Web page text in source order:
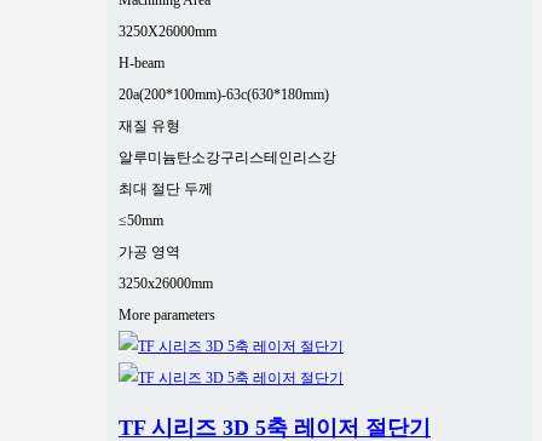
3250X26000mm
H-beam
20a(200*100mm)-63c(630*180mm)
재질 유형
알루미늄탄소강구리 스테인리스강
최대 절단 두께
≤50mm
가공 영역
3250x26000mm
More parameters
TF 시리즈 3D 5축 레이저 절단기